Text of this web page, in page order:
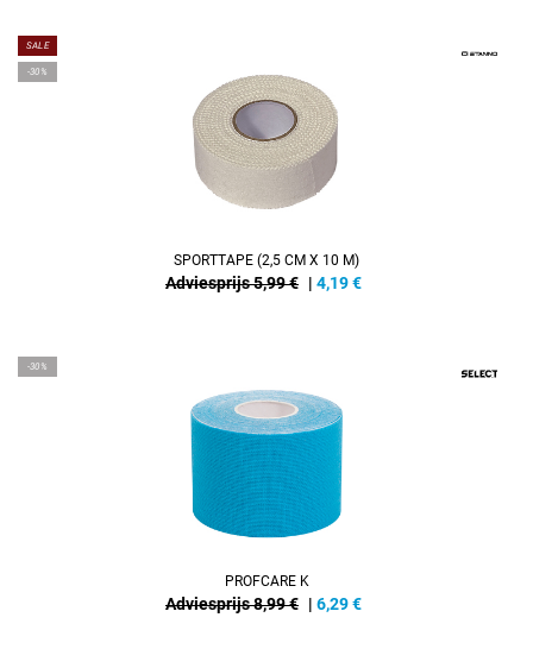
SALE
-30%
SPORTTAPE (2,5 CM X 10 M)
Adviesprijs 5,99 € | 4,19€
-30%
PROFCARE K
Adviesprijs 8,99 € | 6,29€